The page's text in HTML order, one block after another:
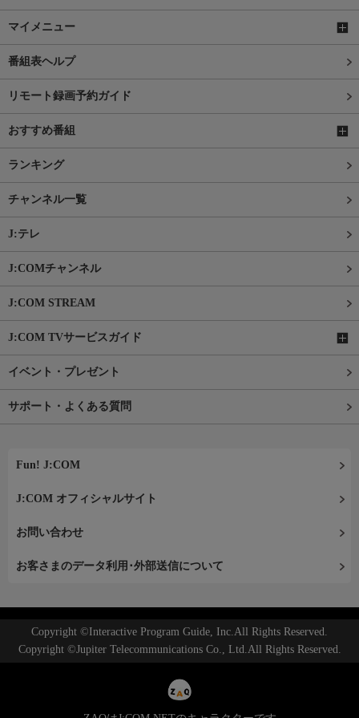
マイメニュー
番組表ヘルプ
リモート録画予約ガイド
おすすめ番組
ランキング
チャンネル一覧
J:テレ
J:COMチャンネル
J:COM STREAM
J:COM TVサービスガイド
イベント・プレゼント
サポート・よくある質問
Fun! J:COM
J:COM オフィシャルサイト
お問い合わせ
お客さまのデータ利用･外部送信について
Copyright ©Interactive Program Guide, Inc.All Rights Reserved.
Copyright ©Jupiter Telecommunications Co., Ltd.All Rights Reserved.